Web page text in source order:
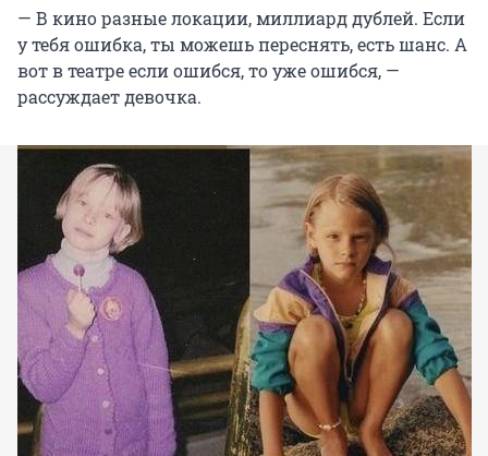
— В кино разные локации, миллиард дублей. Если
у тебя ошибка, ты можешь переснять, есть шанс. А
вот в театре если ошибся, то уже ошибся, —
рассуждает девочка.